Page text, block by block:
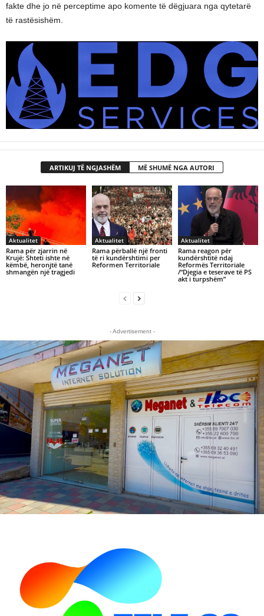
fakte dhe jo në perceptime apo komente të dëgjuara nga qytetarë
të rastësishëm.
ARTIKUJ TË NGJASHËM MË SHUMË NGA AUTORI
Aktualitet
Rama për zjarrin në
Krujë: Shteti ishte në
këmbë, heronjtë tanë
shmangën një tragjedi
Aktualitet
Rama përballë një fronti
të ri kundërshtimi per
Reformen Territoriale
Aktualitet
Rama reagon për
kundërshtitë ndaj
Reformës Territoriale
/“Djegia e teserave të PS
akt i turpshëm”
- Advertisement -